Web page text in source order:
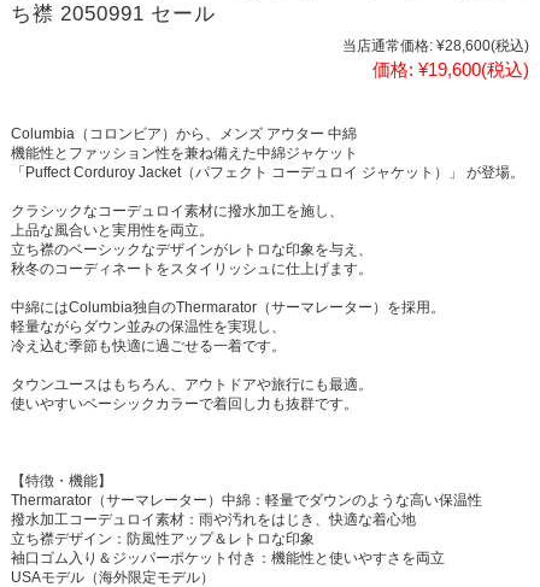
ち襟 2050991 セール
当店通常価格: ¥28,600(税込)
価格: ¥19,600(税込)
Columbia（コロンビア）から、メンズ アウター 中綿
機能性とファッション性を兼ね備えた中綿ジャケット
「Puffect Corduroy Jacket（パフェクト コーデュロイ ジャケット）」 が登場。
クラシックなコーデュロイ素材に撥水加工を施し、
上品な風合いと実用性を両立。
立ち襟のベーシックなデザインがレトロな印象を与え、
秋冬のコーディネートをスタイリッシュに仕上げます。
中綿にはColumbia独自のThermarator（サーマレーター）を採用。
軽量ながらダウン並みの保温性を実現し、
冷え込む季節も快適に過ごせる一着です。
タウンユースはもちろん、アウトドアや旅行にも最適。
使いやすいベーシックカラーで着回し力も抜群です。
【特徴・機能】
Thermarator（サーマレーター）中綿：軽量でダウンのような高い保温性
撥水加工コーデュロイ素材：雨や汚れをはじき、快適な着心地
立ち襟デザイン：防風性アップ＆レトロな印象
袖口ゴム入り＆ジッパーポケット付き：機能性と使いやすさを両立
USAモデル（海外限定モデル）